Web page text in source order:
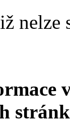
nelze